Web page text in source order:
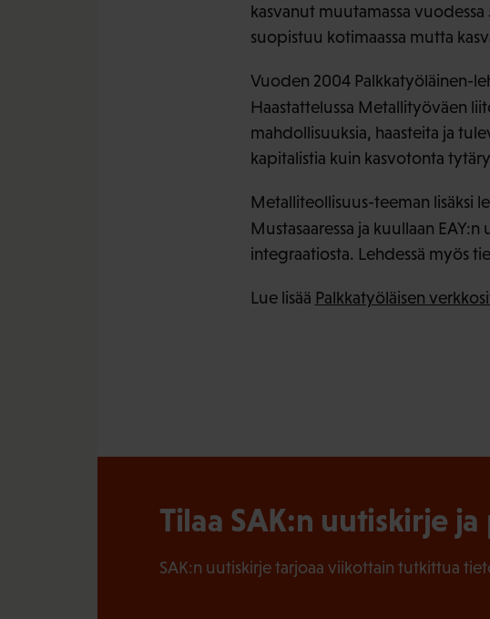
kasvanut muutamassa
suopistuu kotimaassa mutta
Vuoden 2004 Palkkatyöläinen-
Haastattelussa Metallityöväen
mahdollisuuksia, haasteita ja
kapitalistia kuin kasvotonta
Metalliteollisuus-teeman lisäksi
Mustasaaressa ja kuullaan
integraatiosta. Lehdessä myös
Lue lisää Palkkatyöläisen
Tilaa SAK:n uutiskirje
SAK:n uutiskirje tarjoaa viikottain tutkittua